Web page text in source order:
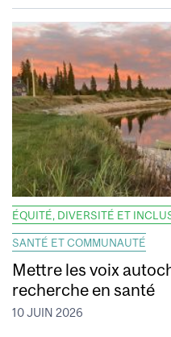
ÉQUITÉ, DIVERSITÉ ET
SANTÉ ET COMMUNAUTÉ
Mettre les voix
recherche en santé
10 JUIN 2026